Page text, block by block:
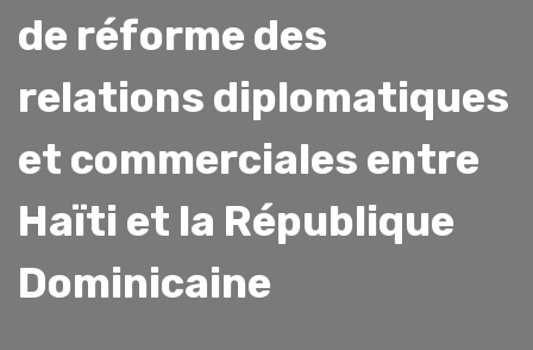
de réforme des
relations diplomatiques
et commerciales entre
Haïti et la République
Dominicaine